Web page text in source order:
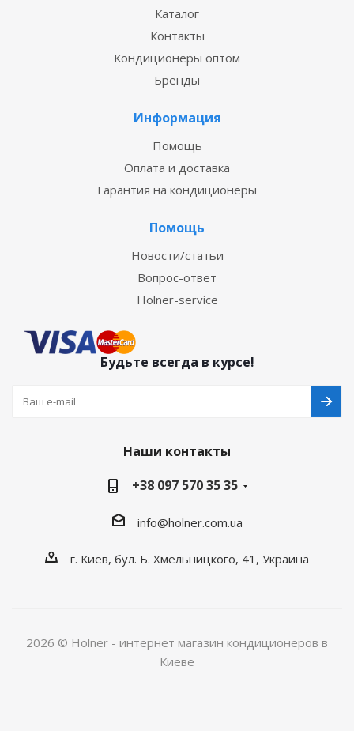
Каталог
Контакты
Кондиционеры оптом
Бренды
Информация
Помощь
Оплата и доставка
Гарантия на кондиционеры
Помощь
Новости/статьи
Вопрос-ответ
Holner-service
Будьте всегда в курсе!
Наши контакты
+38 097 570 35 35
info@holner.com.ua
г. Киев, бул. Б. Хмельницкого, 41, Украина
2026 © Holner - интернет магазин кондиционеров в
Киеве